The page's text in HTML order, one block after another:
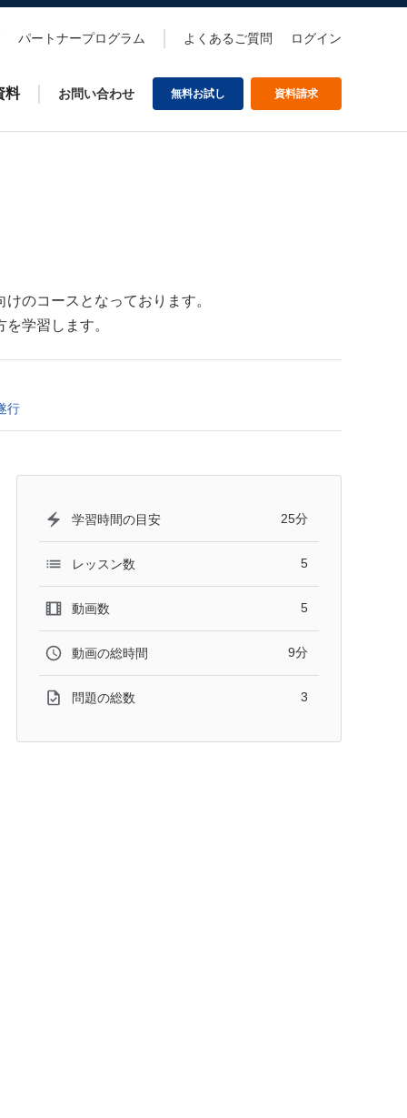
パートナープログラム よくあるご質問 ログイン
料 お問い合わせ 無料お試し 資料請求
のコースとなっております。
学習します。
行
学習時間の目安 25分
レッスン数 5
動画数 5
動画の総時間 9分
問題の総数 3